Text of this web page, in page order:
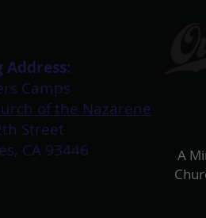
Address:​
Camps
of the Nazarene
Street
CA 93446
A